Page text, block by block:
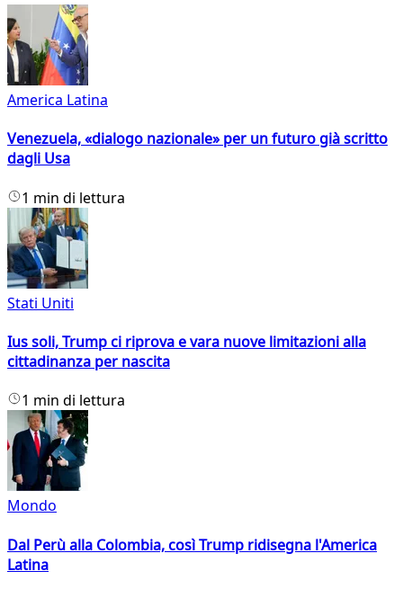
America Latina
Venezuela, «dialogo nazionale» per un futuro già scritto
dagli Usa
1 min di lettura
Stati Uniti
Ius soli, Trump ci riprova e vara nuove limitazioni alla
cittadinanza per nascita
1 min di lettura
Mondo
Dal Perù alla Colombia, così Trump ridisegna l'America
Latina